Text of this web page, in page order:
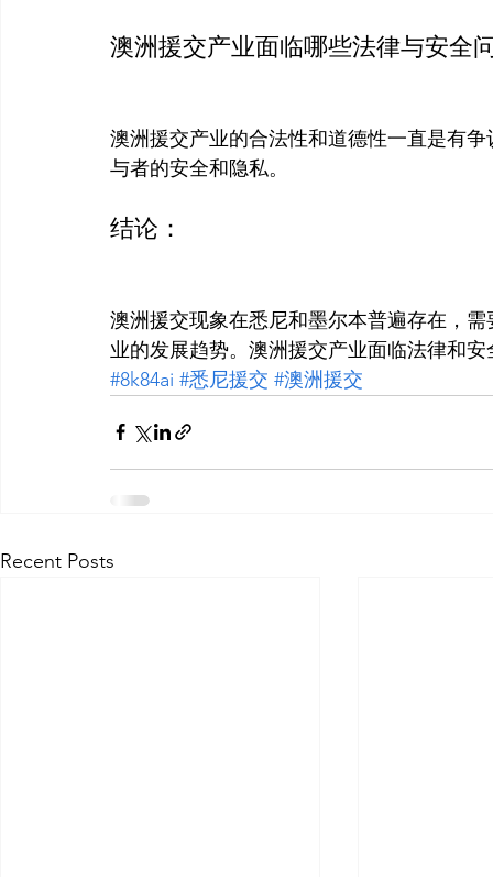
澳洲援交产业面临哪些法律与安全
澳洲援交产业的合法性和道德性一直是有
与者的安全和隐私。
结论：
澳洲援交现象在悉尼和墨尔本普遍存在，
业的发展趋势。澳洲援交产业面临法律和
#8k84ai #悉尼援交 #澳洲援交
Recent Posts